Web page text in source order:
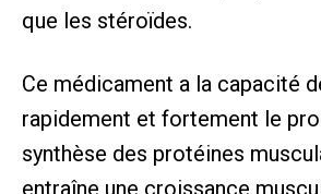
que les stéroïdes.
Ce médicament a la capacité
rapidement et fortement le
synthèse des protéines
entraîne une croissance